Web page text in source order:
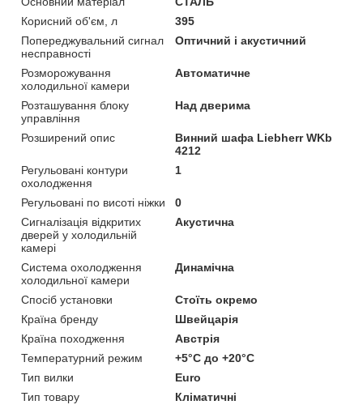
Корисний об'єм, л
395
Попереджувальний сигнал
несправності
Оптичний і акустичний
Розморожування
холодильної камери
Автоматичне
Розташування блоку
управління
Над дверима
Розширений опис
Винний шафа Liebherr WKb
4212
Регульовані контури
охолодження
1
Регульовані по висоті ніжки
0
Сигналізація відкритих
дверей у холодильній
камері
Акустична
Система охолодження
холодильної камери
Динамічна
Спосіб установки
Стоїть окремо
Країна бренду
Швейцарія
Країна походження
Австрія
Температурний режим
+5°C до +20°C
Тип вилки
Euro
Тип товару
Кліматичні